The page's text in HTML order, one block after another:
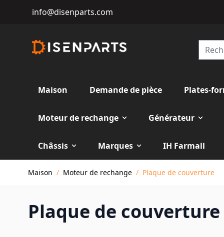
info@disenparts.com
Maison Demande de pièce Plates-
Moteur de rechange Générateur
Châssis Marques
IH Farmall
Maison / Moteur de rechange / Plaque de couverture
Plaque de couverture